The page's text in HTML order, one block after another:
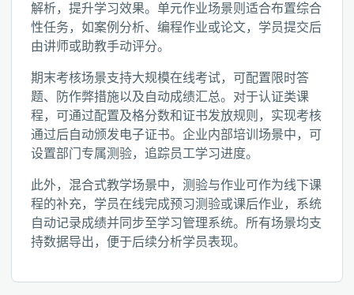
解析，提升学习效果。单元作业场景则适合布置综合
性任务，如案例分析、编程作业或论文，学员提交后
由讲师或助教手动评分。
期末考核场景支持大规模在线考试，可配置限时答
题、防作弊措施以及自动成绩汇总。对于认证类课
程，可通过配置及格分数和证书发放规则，实现考核
通过后自动颁发电子证书。企业内部培训场景中，可
设置部门专属测验，追踪员工学习进度。
此外，混合式教学场景中，测验与作业可作为线下课
程的补充，学员在线完成预习测验或课后作业，系统
自动记录成绩并同步至学习管理系统。所有场景均支
持数据导出，便于后续分析学员表现。